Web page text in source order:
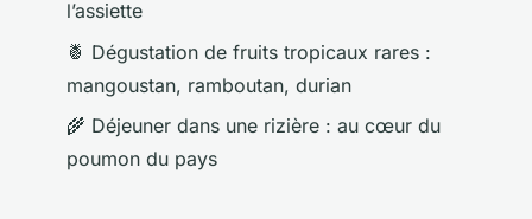
l’assiette
🍍 Dégustation de fruits tropicaux rares :
mangoustan, ramboutan, durian
🌾 Déjeuner dans une rizière : au cœur du
poumon du pays